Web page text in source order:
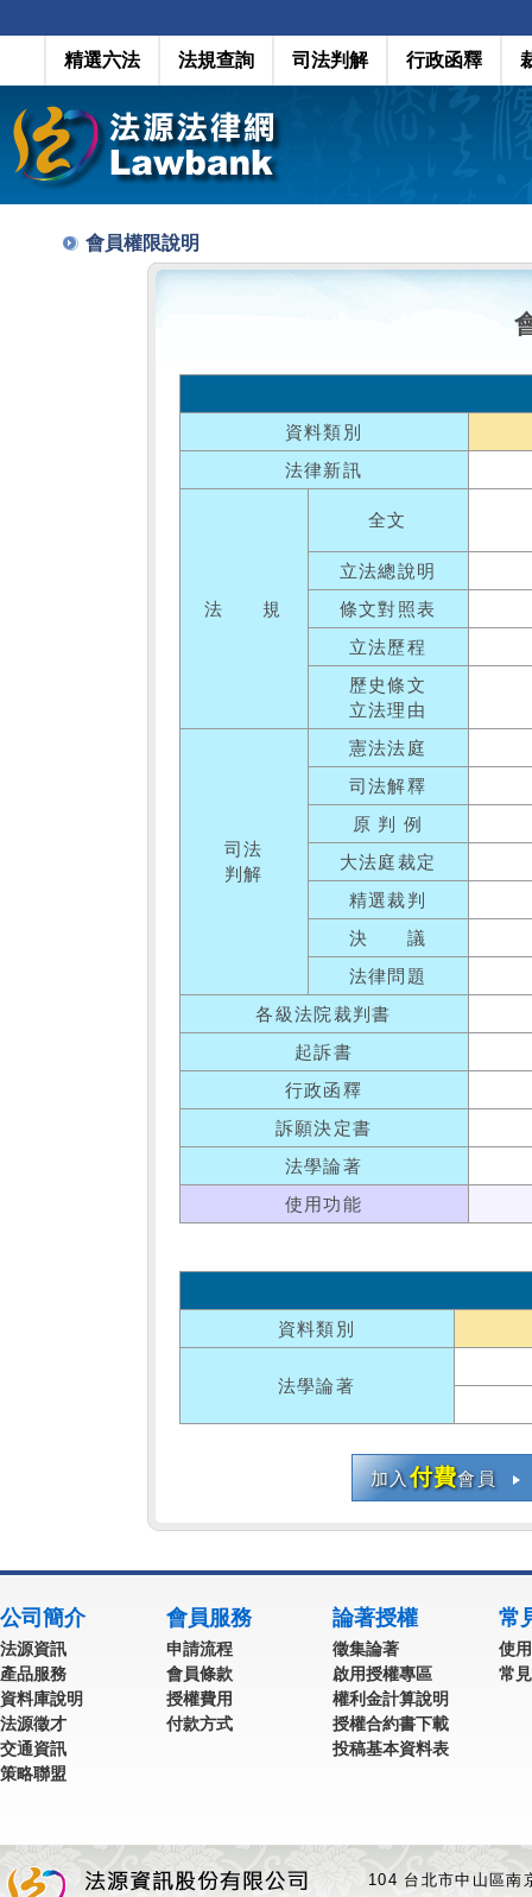
精選六法 法規查詢 司法判解 行政函釋
會員權限說明
資料類別
法律新訊
法 規
全文
立法總說明
條文對照表
立法歷程
歷史條文
立法理由
司法
判解
憲法法庭
司法解釋
原 判 例
大法庭裁定
精選裁判
決 議
法律問題
各級法院裁判書
起訴書
行政函釋
訴願決定書
法學論著
使用功能
資料類別
法學論著
加入付費會員
公司簡介
法源資訊
產品服務
資料庫說明
法源徵才
交通資訊
策略聯盟
會員服務
申請流程
會員條款
授權費用
付款方式
論著授權
徵集論著
啟用授權專區
權利金計算說明
授權合約書下載
投稿基本資料表
常
使
常
104 台北市中山區